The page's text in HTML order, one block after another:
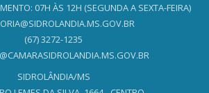
07H ÀS 12H (SEGUNDA A SEXTA-FEIRA)
(67) 3272-1235
SIDROLÂNDIA/MS